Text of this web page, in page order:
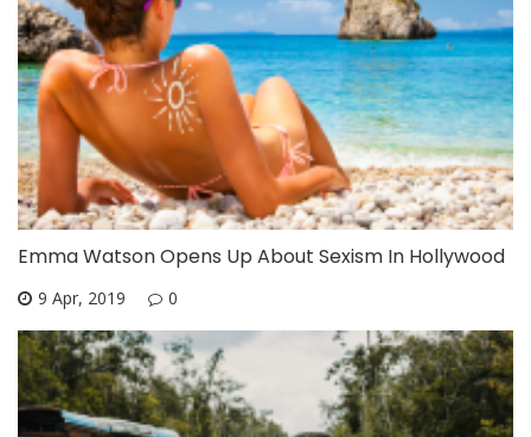
Emma Watson Opens Up About Sexism In Hollywood
9 Apr, 2019 0